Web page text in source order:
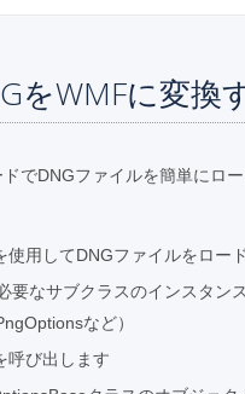
をWMFに変換
でDNGファイルを簡単にロ
使用してDNGファイルをロー
要なサブクラスのインスタン
など）
呼び出します